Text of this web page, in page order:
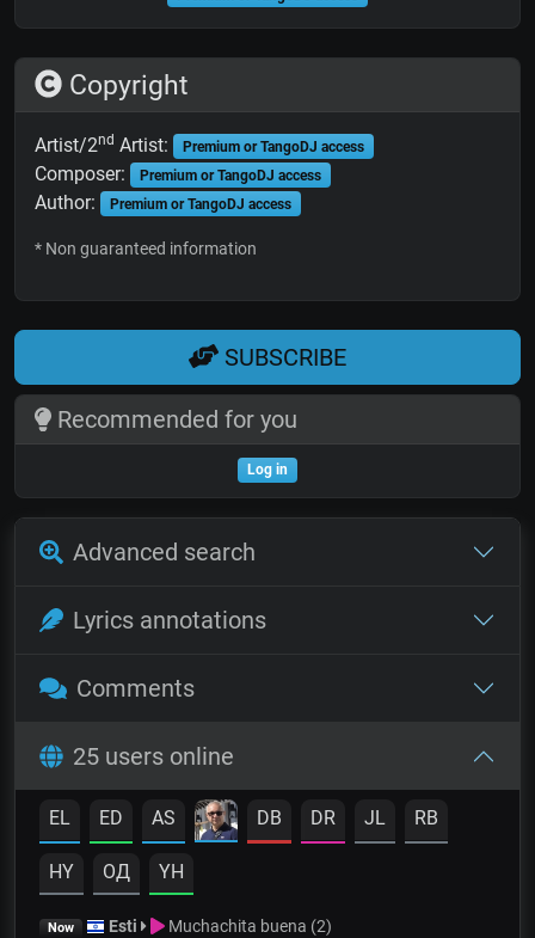
Copyright
Artist/2nd Artist: Premium or TangoDJ access
Composer: Premium or TangoDJ access
Author: Premium or TangoDJ access
* Non guaranteed information
SUBSCRIBE
Recommended for you
Log in
Advanced search
Lyrics annotations
Comments
25 users online
EL ED AS DB DR JL RB
HY OД YH
Now Esti Muchachita buena (2)